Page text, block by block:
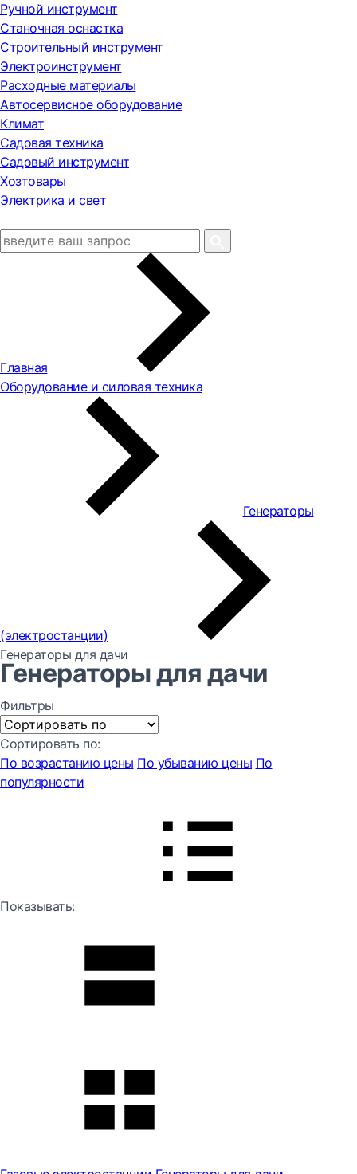
Ручной инструмент
Станочная оснастка
Строительный инструмент
Электроинструмент
Расходные материалы
Автосервисное оборудование
Климат
Садовая техника
Садовый инструмент
Хозтовары
Электрика и свет
Главная
Оборудование и силовая техника
Генераторы
(электростанции)
Генераторы для дачи
Генераторы для дачи
Фильтры
Сортировать по:
По возрастанию цены По убыванию цены По
популярности
Показывать: